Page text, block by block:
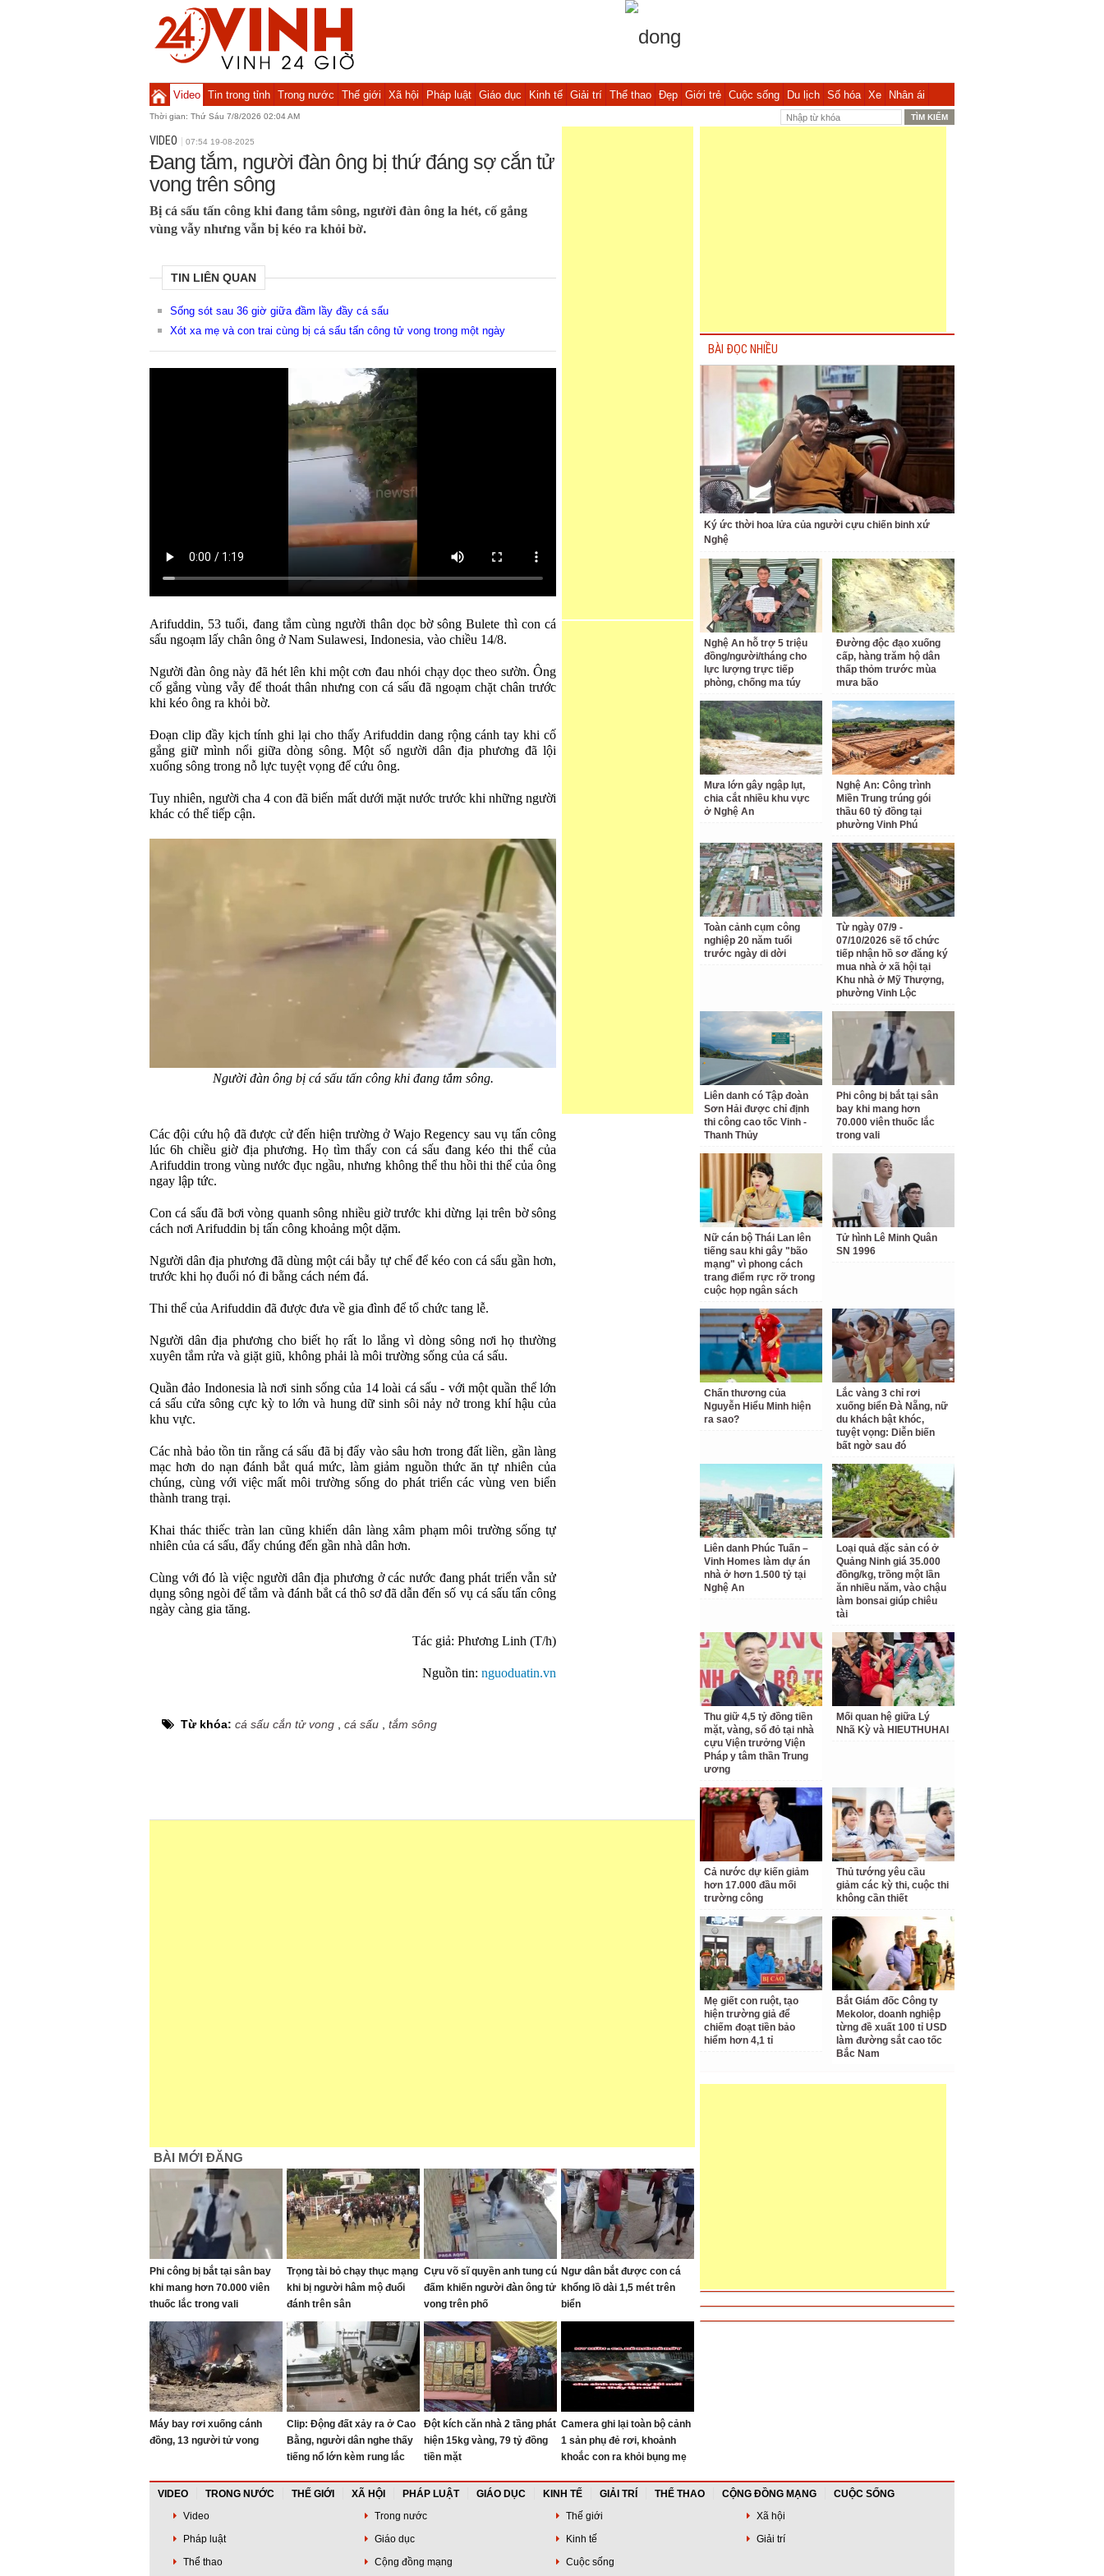
Video Tin trong tỉnh Trong nước Thế giới Xã hội Pháp luật Giáo dục Kinh tế Giải trí Thể thao Đẹp Giới trẻ Cuộc sống Du lịch Số hóa Xe Nhân ái
Thời gian: Thứ Sáu 7/8/2026 02:04 AM
VIDEO 07:54 19-08-2025
Đang tắm, người đàn ông bị thứ đáng sợ cắn tử
vong trên sông
Bị cá sấu tấn công khi đang tắm sông, người đàn ông la hét, cố gắng
vùng vẫy nhưng vẫn bị kéo ra khỏi bờ.
TIN LIÊN QUAN
Sống sót sau 36 giờ giữa đầm lầy đầy cá sấu
Xót xa mẹ và con trai cùng bị cá sấu tấn công tử vong trong một ngày
Arifuddin, 53 tuổi, đang tắm cùng người thân dọc bờ sông Bulete thì con cá
sấu ngoạm lấy chân ông ở Nam Sulawesi, Indonesia, vào chiều 14/8.
Người đàn ông này đã hét lên khi một cơn đau nhói chạy dọc theo sườn. Ông
cố gắng vùng vẫy để thoát thân nhưng con cá sấu đã ngoạm chặt chân trước
khi kéo ông ra khỏi bờ.
Đoạn clip đầy kịch tính ghi lại cho thấy Arifuddin dang rộng cánh tay khi cố
gắng giữ mình nổi giữa dòng sông. Một số người dân địa phương đã lội
xuống sông trong nỗ lực tuyệt vọng để cứu ông.
Tuy nhiên, người cha 4 con đã biến mất dưới mặt nước trước khi những người
khác có thể tiếp cận.
Người đàn ông bị cá sấu tấn công khi đang tắm sông.
Các đội cứu hộ đã được cử đến hiện trường ở Wajo Regency sau vụ tấn công
lúc 6h chiều giờ địa phương. Họ tìm thấy con cá sấu đang kéo thi thể của
Arifuddin trong vùng nước đục ngầu, nhưng không thể thu hồi thi thể của ông
ngay lập tức.
Con cá sấu đã bơi vòng quanh sông nhiều giờ trước khi dừng lại trên bờ sông
cách nơi Arifuddin bị tấn công khoảng một dặm.
Người dân địa phương đã dùng một cái bẫy tự chế để kéo con cá sấu gần hơn,
trước khi họ đuổi nó đi bằng cách ném đá.
Thi thể của Arifuddin đã được đưa về gia đình để tổ chức tang lễ.
Người dân địa phương cho biết họ rất lo lắng vì dòng sông nơi họ thường
xuyên tắm rửa và giặt giũ, không phải là môi trường sống của cá sấu.
Quần đảo Indonesia là nơi sinh sống của 14 loài cá sấu - với một quần thể lớn
cá sấu cửa sông cực kỳ to lớn và hung dữ sinh sôi nảy nở trong khí hậu của
khu vực.
Các nhà bảo tồn tin rằng cá sấu đã bị đẩy vào sâu hơn trong đất liền, gần làng
mạc hơn do nạn đánh bắt quá mức, làm giảm nguồn thức ăn tự nhiên của
chúng, cùng với việc mất môi trường sống do phát triển các vùng ven biển
thành trang trại.
Khai thác thiếc tràn lan cũng khiến dân làng xâm phạm môi trường sống tự
nhiên của cá sấu, đẩy chúng đến gần nhà dân hơn.
Cùng với đó là việc người dân địa phương ở các nước đang phát triển vẫn sử
dụng sông ngòi để tắm và đánh bắt cá thô sơ đã dẫn đến số vụ cá sấu tấn công
ngày càng gia tăng.
Tác giả: Phương Linh (T/h)
Nguồn tin: nguoduatin.vn
Từ khóa: cá sấu cắn tử vong , cá sấu , tắm sông
BÀI MỚI ĐĂNG
Phi công bị bắt tại sân bay
khi mang hơn 70.000 viên
thuốc lắc trong vali
Trọng tài bỏ chạy thục mạng
khi bị người hâm mộ đuổi
đánh trên sân
Cựu võ sĩ quyền anh tung cú
đấm khiến người đàn ông tử
vong trên phố
Ngư dân bắt được con cá
khổng lồ dài 1,5 mét trên
biển
Máy bay rơi xuống cánh
đồng, 13 người tử vong
Clip: Động đất xảy ra ở Cao
Bằng, người dân nghe thấy
tiếng nổ lớn kèm rung lắc
Đột kích căn nhà 2 tầng phát
hiện 15kg vàng, 79 tỷ đồng
tiền mặt
Camera ghi lại toàn bộ cảnh
1 sản phụ đẻ rơi, khoảnh
khoắc con ra khỏi bụng mẹ
BÀI ĐỌC NHIỀU
Ký ức thời hoa lửa của người cựu chiến binh xứ
Nghệ
Nghệ An hỗ trợ 5 triệu
đồng/người/tháng cho
lực lượng trực tiếp
phòng, chống ma túy
Đường độc đạo xuống
cấp, hàng trăm hộ dân
thấp thỏm trước mùa
mưa bão
Mưa lớn gây ngập lụt,
chia cắt nhiều khu vực
ở Nghệ An
Nghệ An: Công trình
Miền Trung trúng gói
thầu 60 tỷ đồng tại
phường Vinh Phú
Toàn cảnh cụm công
nghiệp 20 năm tuổi
trước ngày di dời
Từ ngày 07/9 -
07/10/2026 sẽ tổ chức
tiếp nhận hồ sơ đăng ký
mua nhà ở xã hội tại
Khu nhà ở Mỹ Thượng,
phường Vinh Lộc
Liên danh có Tập đoàn
Sơn Hải được chỉ định
thi công cao tốc Vinh -
Thanh Thủy
Phi công bị bắt tại sân
bay khi mang hơn
70.000 viên thuốc lắc
trong vali
Nữ cán bộ Thái Lan lên
tiếng sau khi gây "bão
mạng" vì phong cách
trang điểm rực rỡ trong
cuộc họp ngân sách
Tử hình Lê Minh Quân
SN 1996
Chấn thương của
Nguyễn Hiểu Minh hiện
ra sao?
Lắc vàng 3 chỉ rơi
xuống biển Đà Nẵng, nữ
du khách bật khóc,
tuyệt vọng: Diễn biến
bất ngờ sau đó
Liên danh Phúc Tuấn –
Vinh Homes làm dự án
nhà ở hơn 1.500 tỷ tại
Nghệ An
Loại quả đặc sản có ở
Quảng Ninh giá 35.000
đồng/kg, trồng một lần
ăn nhiều năm, vào chậu
làm bonsai giúp chiêu
tài
Thu giữ 4,5 tỷ đồng tiền
mặt, vàng, sổ đỏ tại nhà
cựu Viện trưởng Viện
Pháp y tâm thần Trung
ương
Mối quan hệ giữa Lý
Nhã Kỳ và HIEUTHUHAI
Cả nước dự kiến giảm
hơn 17.000 đầu mối
trường công
Thủ tướng yêu cầu
giảm các kỳ thi, cuộc thi
không cần thiết
Mẹ giết con ruột, tạo
hiện trường giả để
chiếm đoạt tiền bảo
hiểm hơn 4,1 tỉ
Bắt Giám đốc Công ty
Mekolor, doanh nghiệp
từng đề xuất 100 tỉ USD
làm đường sắt cao tốc
Bắc Nam
VIDEO TRONG NƯỚC THẾ GIỚI XÃ HỘI PHÁP LUẬT GIÁO DỤC KINH TẾ GIẢI TRÍ THỂ THAO CỘNG ĐỒNG MẠNG
CUỘC SỐNG
Video
Trong nước Thế giới
Xã hội
Pháp luật
Giáo dục Kinh tế
Giải trí
Thể thao
Cộng đồng mạng Cuộc sống